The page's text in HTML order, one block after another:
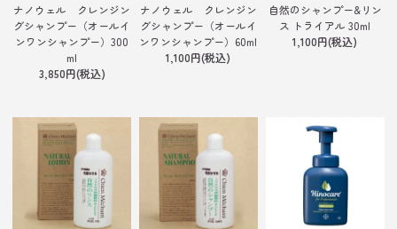
ナノウェル クレンジン
グシャンプー（オールイ
ンワンシャンプー）300
ml
3,850円(税込)
ナノウェル クレンジン
グシャンプー（オールイ
ンワンシャンプー）60ml
1,100円(税込)
自然のシャンプー&リン
ス トライアル 30ml
1,100円(税込)